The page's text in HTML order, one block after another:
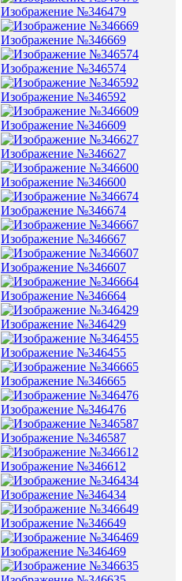
Изображение №346479
Изображение №346669
Изображение №346574
Изображение №346592
Изображение №346609
Изображение №346627
Изображение №346600
Изображение №346674
Изображение №346667
Изображение №346607
Изображение №346664
Изображение №346429
Изображение №346455
Изображение №346665
Изображение №346476
Изображение №346587
Изображение №346612
Изображение №346434
Изображение №346649
Изображение №346469